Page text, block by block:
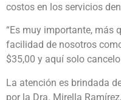
costos en los servicios
“Es muy importante, más
facilidad de nosotros
$35,00 y aquí solo cancelo
La atención es brindada
por la Dra. Mirella